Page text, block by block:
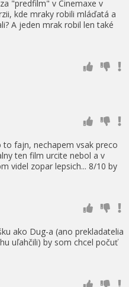
"predfilm" v Cinemaxe v
kde mraky robili mláďatá a
A jeden mrak robil len také
fajn, nechapem vsak preco
ten film urcite nebol a v
videl zopar lepsich... 8/10 by
ako Dug-a (ano prekladatelia
uľahčili) by som chcel počuť